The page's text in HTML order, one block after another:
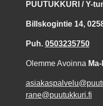
PUUTUKKURI / Y-
Billskogintie 14,
Puh. 0503235750
Olemme Avoinna
rane@puutukkuri.fi